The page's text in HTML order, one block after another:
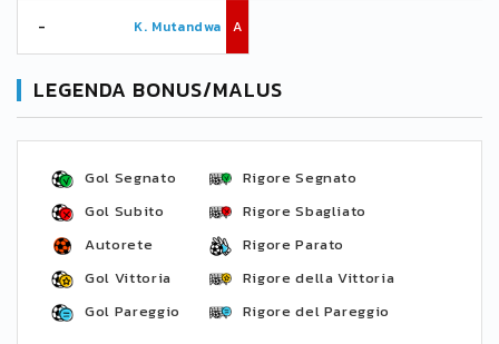
- K. Mutandwa A
LEGENDA BONUS/MALUS
Gol Segnato
Gol Subito
Autorete
Gol Vittoria
Gol Pareggio
Rigore Segnato
Rigore Sbagliato
Rigore Parato
Rigore della Vittoria
Rigore del Pareggio